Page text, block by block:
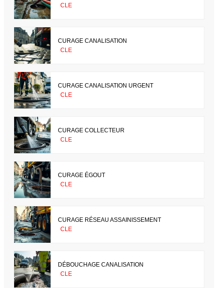
CLE
CURAGE CANALISATION
CLE
CURAGE CANALISATION URGENT
CLE
CURAGE COLLECTEUR
CLE
CURAGE ÉGOUT
CLE
CURAGE RÉSEAU ASSAINISSEMENT
CLE
DÉBOUCHAGE CANALISATION
CLE